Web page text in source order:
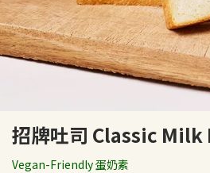
招牌吐司 Classic Milk
Vegan-Friendly 蛋奶素